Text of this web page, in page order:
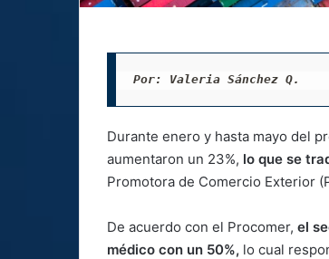
Por: Valeria Sánchez Q.
Durante enero y hasta mayo del
aumentaron un 23%, lo que se
Promotora de Comercio Exterior
De acuerdo con el Procomer, el
médico con un 50%, lo cual